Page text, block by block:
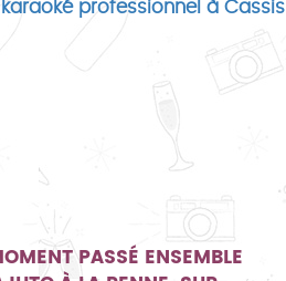
professionnel à Cassis
PASSÉ ENSEMBLE